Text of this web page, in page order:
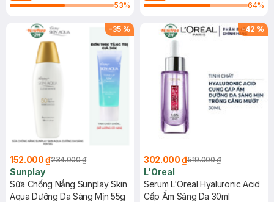
53%
64%
-35 %
152.000 ₫234.000 ₫
Sunplay
Sữa Chống Nắng Sunplay Skin
Aqua Dưỡng Da Sáng Mịn 55g
-42 %
302.000 ₫519.000 ₫
L'Oreal
Serum L'Oreal Hyaluronic Acid
Cấp Ẩm Sáng Da 30ml